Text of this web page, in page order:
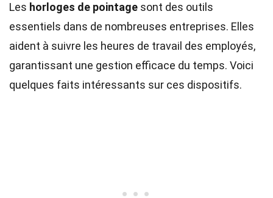
Les horloges de pointage sont des outils
essentiels dans de nombreuses entreprises. Elles
aident à suivre les heures de travail des employés,
garantissant une gestion efficace du temps. Voici
quelques faits intéressants sur ces dispositifs.